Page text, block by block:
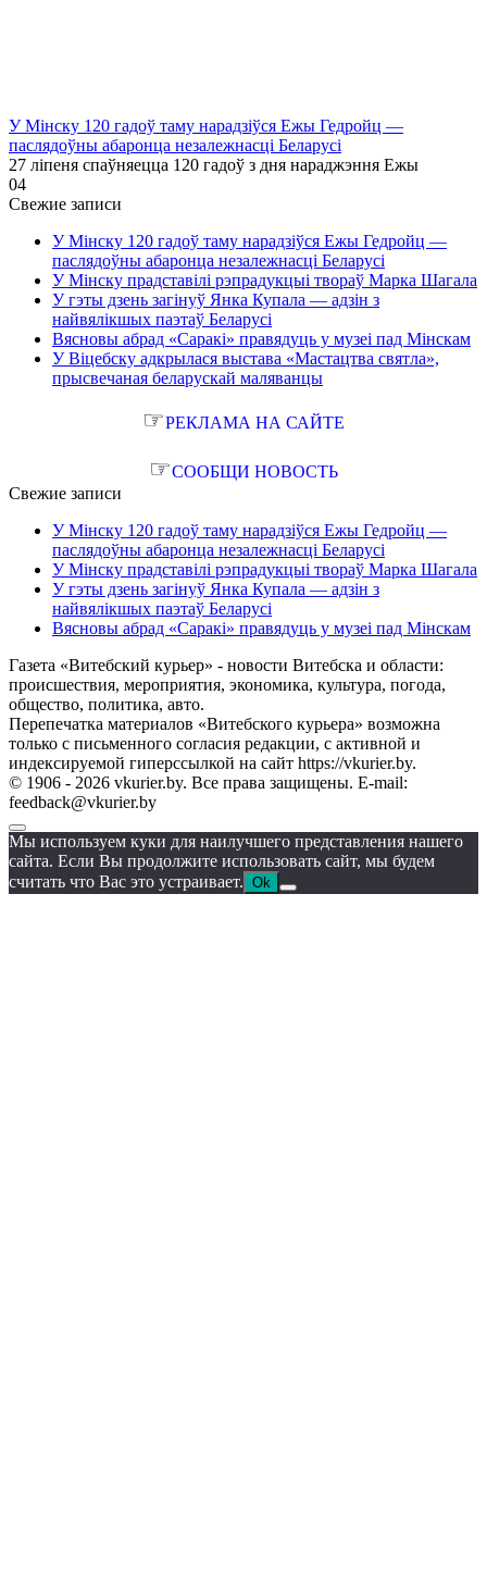
У Мінску 120 гадоў таму нарадзіўся Ежы Гедройц —
паслядоўны абаронца незалежнасці Беларусі
27 ліпеня спаўняецца 120 гадоў з дня нараджэння Ежы
04
Свежие записи
У Мінску 120 гадоў таму нарадзіўся Ежы Гедройц —
паслядоўны абаронца незалежнасці Беларусі
У Мінску прадставілі рэпрадукцыі твораў Марка Шагала
У гэты дзень загінуў Янка Купала — адзін з
найвялікшых паэтаў Беларусі
Вясновы абрад «Саракі» правядуць у музеі пад Мінскам
У Віцебску адкрылася выстава «Мастацтва святла»,
прысвечаная беларускай маляванцы
☞РЕКЛАМА НА САЙТЕ
☞СООБЩИ НОВОСТЬ
Свежие записи
У Мінску 120 гадоў таму нарадзіўся Ежы Гедройц —
паслядоўны абаронца незалежнасці Беларусі
У Мінску прадставілі рэпрадукцыі твораў Марка Шагала
У гэты дзень загінуў Янка Купала — адзін з
найвялікшых паэтаў Беларусі
Вясновы абрад «Саракі» правядуць у музеі пад Мінскам
Газета «Витебский курьер» - новости Витебска и области:
происшествия, мероприятия, экономика, культура, погода,
общество, политика, авто.
Перепечатка материалов «Витебского курьера» возможна
только с письменного согласия редакции, с активной и
индексируемой гиперссылкой на сайт https://vkurier.by.
© 1906 - 2026 vkurier.by. Все права защищены. E-mail:
feedback@vkurier.by
Мы используем куки для наилучшего представления нашего
сайта. Если Вы продолжите использовать сайт, мы будем
считать что Вас это устраивает. Ok